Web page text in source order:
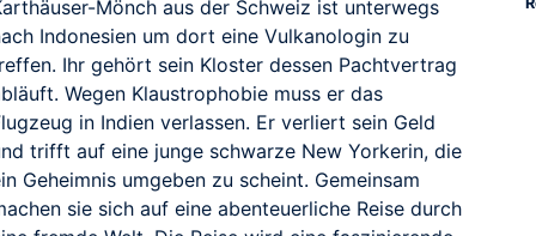
Mönch aus der Schweiz ist unterwegs
Indonesien um dort eine Vulkanologin zu
Ihr gehört sein Kloster dessen Pachtvertrag
Wegen Klaustrophobie muss er das
in Indien verlassen. Er verliert sein Geld
trifft auf eine junge schwarze New Yorkerin, die
Geheimnis umgeben zu scheint. Gemeinsam
sie sich auf eine abenteuerliche Reise durch